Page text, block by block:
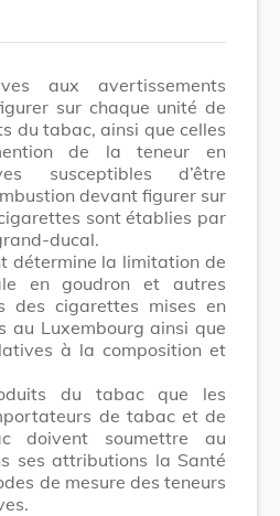
aux avertissements
sur chaque unité de
du tabac, ainsi que celles
de la teneur en
susceptibles d’être
devant figurer sur
sont établies par
ducal.
détermine la limitation de
en goudron et autres
des cigarettes mises en
au Luxembourg ainsi que
à la composition et
du tabac que les
de tabac et de
doivent soumettre au
ses attributions la Santé
de mesure des teneurs